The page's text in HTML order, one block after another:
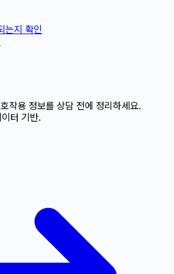
는지 확인
호작용 정보를 상담 전에 정리하세요.
터 기반.